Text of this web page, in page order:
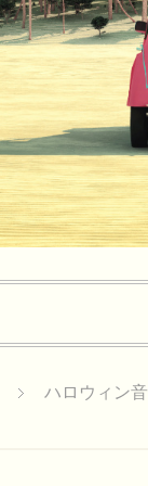
ハロウィン